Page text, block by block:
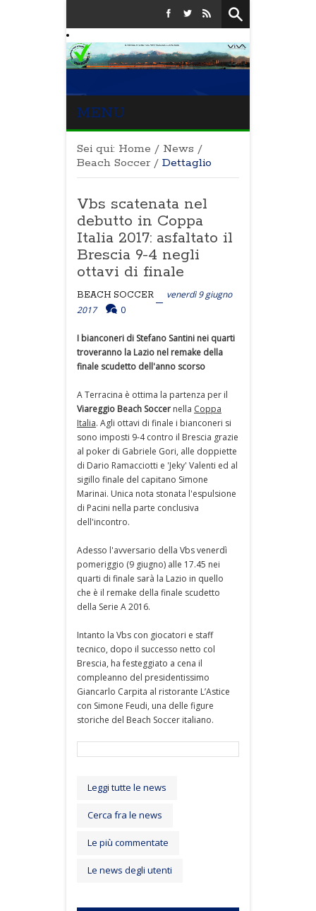
MENU
Sei qui: Home / News /
Beach Soccer / Dettaglio
Vbs scatenata nel
debutto in Coppa
Italia 2017: asfaltato il
Brescia 9-4 negli
ottavi di finale
BEACH SOCCER
venerdì 9 giugno
2017
0
I bianconeri di Stefano Santini nei quarti
troveranno la Lazio nel remake della
finale scudetto dell'anno scorso
A Terracina è ottima la partenza per il
Viareggio Beach Soccer nella Coppa
Italia. Agli ottavi di finale i bianconeri si
sono imposti 9-4 contro il Brescia grazie
al poker di Gabriele Gori, alle doppiette
di Dario Ramacciotti e 'Jeky' Valenti ed al
sigillo finale del capitano Simone
Marinai. Unica nota stonata l'espulsione
di Pacini nella parte conclusiva
dell'incontro.
Adesso l'avversario della Vbs venerdì
pomeriggio (9 giugno) alle 17.45 nei
quarti di finale sarà la Lazio in quello
che è il remake della finale scudetto
della Serie A 2016.
Intanto la Vbs con giocatori e staff
tecnico, dopo il successo netto col
Brescia, ha festeggiato a cena il
compleanno del presidentissimo
Giancarlo Carpita al ristorante L’Astice
con Simone Feudi, una delle figure
storiche del Beach Soccer italiano.
Leggi tutte le news
Cerca fra le news
Le più commentate
Le news degli utenti